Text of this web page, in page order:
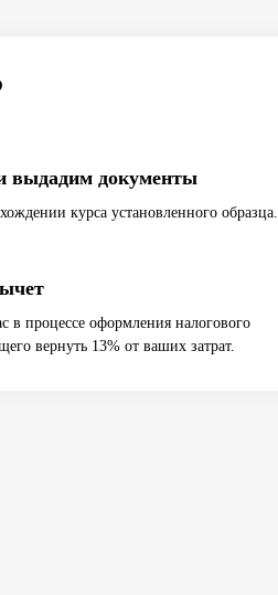
выдадим документы
курса установленного образца.
процессе оформления налогового
вернуть 13% от ваших затрат.